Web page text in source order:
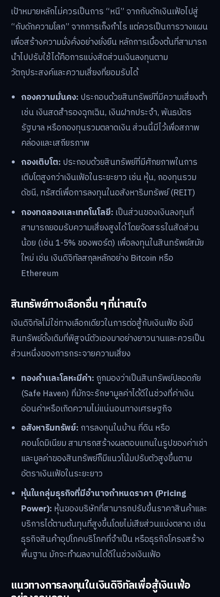
เป้าหมายหลักไม่ควรเป็นการ “หนี” จากกับดักเงินเฟ้อไปสู่
“กับดักความโลภ” จากการเก็งกำไร แต่ควรเป็นการวางแผน
เพื่อสร้างความมั่งคั่งอย่างยั่งยืน หลักการเบื้องต้นที่สามารถ
นำไปปรับใช้ได้คือการแบ่งสัดส่วนเงินลงทุนตาม
วัตถุประสงค์และความเสี่ยงที่ยอมรับได้
กองความมั่นคง: ประกอบด้วยสินทรัพย์ที่มีความเสี่ยงต่ำ
เช่น เงินสดสำรองฉุกเฉิน, เงินฝากประจำ, พันธบัตร
รัฐบาล หรือกองทุนรวมตลาดเงิน ส่วนนี้มีไว้เพื่อสภาพ
คล่องและเสถียรภาพ
กองเติบโต: ประกอบด้วยสินทรัพย์ที่มีศักยภาพในการ
เติบโตสูงกว่าเงินเฟ้อในระยะยาว เช่น หุ้น, กองทุนรวม
ดัชนี, ทรัสต์เพื่อการลงทุนในอสังหาริมทรัพย์ (REIT)
กองทดลองและเทคโนโลยี: เป็นส่วนของเงินลงทุนที่
สามารถยอมรับความเสี่ยงสูงได้ โดยจัดสรรในสัดส่วน
น้อย (เช่น 1-5% ของพอร์ต) เพื่อลงทุนในสินทรัพย์สมัย
ใหม่ เช่น เงินดิจิทัลสกุลหลักอย่าง Bitcoin หรือ
Ethereum
สินทรัพย์ทางเลือกอื่น ๆ ที่น่าสนใจ
เงินดิจิทัลไม่ใช่ทางเลือกเดียวในการต่อสู้กับเงินเฟ้อ ยังมี
สินทรัพย์ดั้งเดิมที่พิสูจน์ตัวเองมาอย่างยาวนานและควรเป็น
ส่วนหนึ่งของการกระจายความเสี่ยง
ทองคำและโลหะมีค่า: ถูกมองว่าเป็นสินทรัพย์ปลอดภัย
(Safe Haven) ที่มักจะรักษามูลค่าได้ดีในช่วงที่ค่าเงิน
อ่อนค่าหรือเกิดความไม่แน่นอนทางเศรษฐกิจ
อสังหาริมทรัพย์: การลงทุนในบ้าน ที่ดิน หรือ
คอนโดมิเนียม สามารถสร้างผลตอบแทนในรูปของค่าเช่า
และมูลค่าของสินทรัพย์ก็มีแนวโน้มปรับตัวสูงขึ้นตาม
อัตราเงินเฟ้อในระยะยาว
หุ้นในกลุ่มธุรกิจที่มีอำนาจกำหนดราคา (Pricing
Power): หุ้นของบริษัทที่สามารถปรับขึ้นราคาสินค้าและ
บริการได้ตามต้นทุนที่สูงขึ้นโดยไม่เสียส่วนแบ่งตลาด เช่น
ธุรกิจสินค้าอุปโภคบริโภคที่จำเป็น หรือธุรกิจโครงสร้าง
พื้นฐาน มักจะทำผลงานได้ดีในช่วงเงินเฟ้อ
แนวทางการลงทุนในเงินดิจิทัลเพื่อสู้เงินเฟ้อ